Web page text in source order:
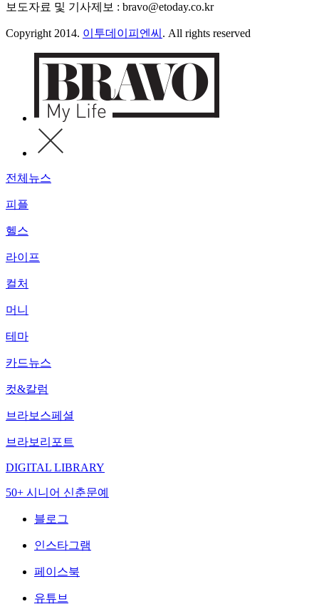
보도자료 및 기사제보 : bravo@etoday.co.kr
Copyright 2014. 이투데이피엔씨 . All rights reserved
전체뉴스
피플
헬스
라이프
컬처
머니
테마
카드뉴스
컷&칼럼
브라보스페셜
브라보리포트
DIGITAL LIBRARY
50+ 시니어 신춘문예
블로그
인스타그램
페이스북
유튜브